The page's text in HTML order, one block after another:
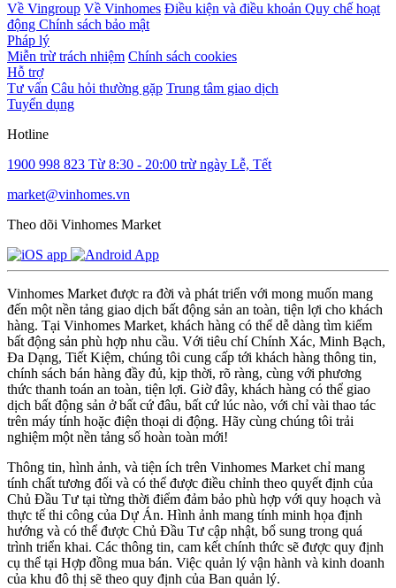
Về Vingroup Về Vinhomes Điều kiện và điều khoản Quy chế hoạt
động Chính sách bảo mật
Pháp lý
Miễn trừ trách nhiệm Chính sách cookies
Hỗ trợ
Tư vấn Câu hỏi thường gặp Trung tâm giao dịch
Tuyển dụng
Hotline
1900 998 823 Từ 8:30 - 20:00 trừ ngày Lễ, Tết
market@vinhomes.vn
Theo dõi Vinhomes Market
Vinhomes Market được ra đời và phát triển với mong muốn mang
đến một nền tảng giao dịch bất động sản an toàn, tiện lợi cho khách
hàng. Tại Vinhomes Market, khách hàng có thể dễ dàng tìm kiếm
bất động sản phù hợp nhu cầu. Với tiêu chí Chính Xác, Minh Bạch,
Đa Dạng, Tiết Kiệm, chúng tôi cung cấp tới khách hàng thông tin,
chính sách bán hàng đầy đủ, kịp thời, rõ ràng, cùng với phương
thức thanh toán an toàn, tiện lợi. Giờ đây, khách hàng có thể giao
dịch bất động sản ở bất cứ đâu, bất cứ lúc nào, với chỉ vài thao tác
trên máy tính hoặc điện thoại di động. Hãy cùng chúng tôi trải
nghiệm một nền tảng số hoàn toàn mới!
Thông tin, hình ảnh, và tiện ích trên Vinhomes Market chỉ mang
tính chất tương đối và có thể được điều chỉnh theo quyết định của
Chủ Đầu Tư tại từng thời điểm đảm bảo phù hợp với quy hoạch và
thực tế thi công của Dự Án. Hình ảnh mang tính minh họa định
hướng và có thể được Chủ Đầu Tư cập nhật, bổ sung trong quá
trình triển khai. Các thông tin, cam kết chính thức sẽ được quy định
cụ thể tại Hợp đồng mua bán. Việc quản lý vận hành và kinh doanh
của khu đô thị sẽ theo quy định của Ban quản lý.